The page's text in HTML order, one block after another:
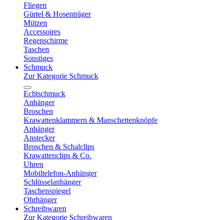
Fliegen
Gürtel & Hosenträger
Mützen
Accessoires
Regenschirme
Taschen
Sonstiges
Schmuck
Zur Kategorie Schmuck
Echtschmuck
Anhänger
Broschen
Krawattenklammern & Manschettenknöpfe
Anhänger
Anstecker
Broschen & Schalclips
Krawattenclips & Co.
Uhren
Mobiltelefon-Anhänger
Schlüsselanhänger
Taschenspiegel
Ohrhänger
Schreibwaren
Zur Kategorie Schreibwaren